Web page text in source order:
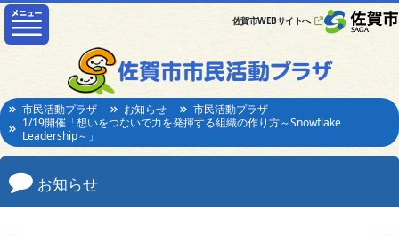
佐賀市WEBサイトへ
市民活動プラザ お知らせ
市民活動プラザ
1/19開催「想いをつないで力を発揮する組織の作り方～Snowflake
Leadership～」
お知らせ